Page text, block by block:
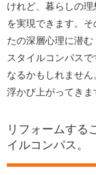
けれど、暮らしの
を実現できます。
たの深層心理に潜
スタイルコンパス
なるかもしれませ
浮かび上がってきま
リフォームする
イルコンパス。